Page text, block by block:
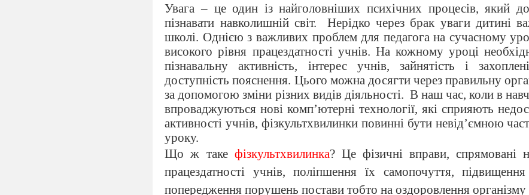
Увага – це один із найголовніших психічних процесів, який
пізнавати навколишній світ.
Нерідко через брак уваги дитині
школі. Однією з важливих проблем для педагога на сучасному
високого рівня працездатності учнів. На кожному уроці
пізнавальну активність, інтерес учнів, зайнятість і
доступність пояснення. Цього можна досягти через правильну
за допомогою зміни різних видів діяльності. В наш час, коли в
впроваджуються нові комп’ютерні технології, які сприяють
активності учнів, фізкультхвилинки повинні бути невід’ємною
уроку.
Що ж таке фізкультхвилинка? Це фізичні вправи, спрямовані
працездатності учнів, поліпшення їх самопочуття,
попередження порушень постави тобто на оздоровлення організму